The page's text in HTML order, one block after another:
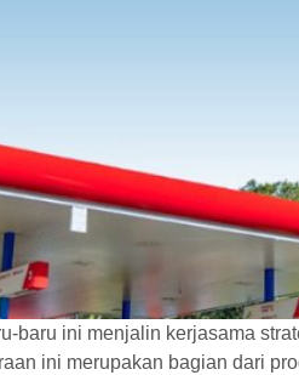
ini menjalin kerjasama
ini merupakan bagian dari